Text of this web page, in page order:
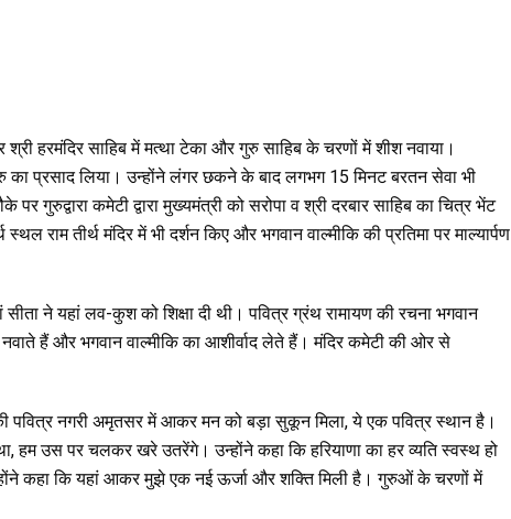
हरमंदिर साहिब में मत्था टेका और गुरु साहिब के चरणों में शीश नवाया।
प्रसाद लिया। उन्होंने लंगर छकने के बाद लगभग 15 मिनट बरतन सेवा भी
गुरुद्वारा कमेटी द्वारा मुख्यमंत्री को सरोपा व श्री दरबार साहिब का चित्र भेंट
राम तीर्थ मंदिर में भी दर्शन किए और भगवान वाल्मीकि की प्रतिमा पर माल्यार्पण
ने यहां लव-कुश को शिक्षा दी थी। पवित्र ग्रंथ रामायण की रचना भगवान
हैं और भगवान वाल्मीकि का आशीर्वाद लेते हैं। मंदिर कमेटी की ओर से
नगरी अमृतसर में आकर मन को बड़ा सुकून मिला, ये एक पवित्र स्थान है।
हम उस पर चलकर खरे उतरेंगे। उन्होंने कहा कि हरियाणा का हर व्यति स्वस्थ हो
कहा कि यहां आकर मुझे एक नई ऊर्जा और शक्ति मिली है। गुरुओं के चरणों में